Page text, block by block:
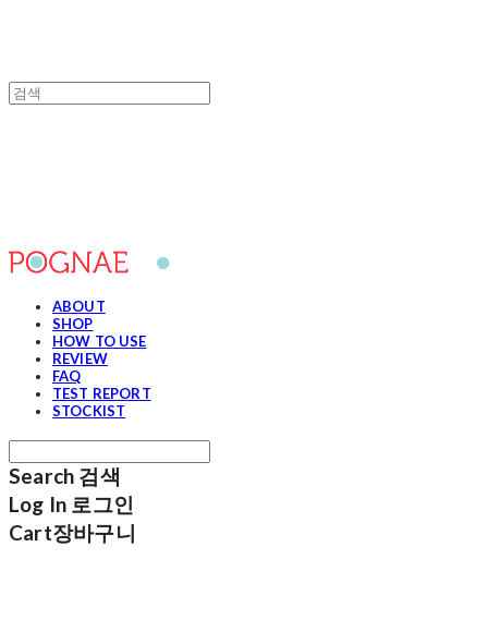
ABOUT
SHOP
HOW TO USE
REVIEW
FAQ
TEST REPORT
STOCKIST
Search 검색
Log In 로그인
Cart장바구니